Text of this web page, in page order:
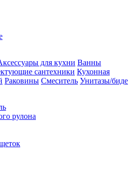
для кухни Ванны
сантехники Кухонная
Раковины Смеситель Унитазы/биде
рулона